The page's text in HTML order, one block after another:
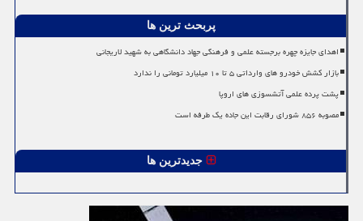
پربحث ترین ها
اهدای جایزه چهره برجسته علمی و فرهنگی جهاد دانشگاهی به شهید لاریجانی
بازار کشش خودرو های وارداتی ۵ تا ۱۰ میلیارد تومانی را ندارد
پشت پرده علمی آتشسوزی های اروپا
مصوبه ۸۵۶ شورای رقابت این جاده یک طرفه است
جدیدترین ها